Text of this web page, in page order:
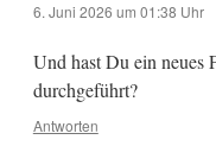
6. Juni 2026 um 01:38 Uhr
Und hast Du ein neues
durchgeführt?
Antworten